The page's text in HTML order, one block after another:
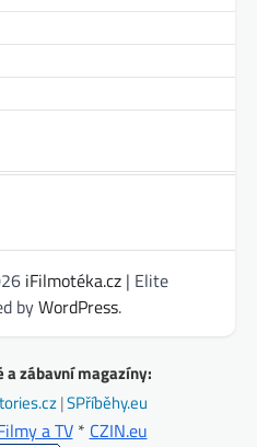
iFilmotéka.cz | Elite
byWordPress.
zábavní magazíny:
|SPříběhy.eu
a TV* CZIN.eu